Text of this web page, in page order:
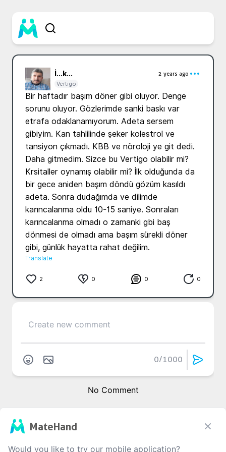
İ...k...
2 years ago
Vertigo
Bir haftadır başım döner gibi oluyor. Denge
sorunu oluyor. Gözlerimde sanki baskı var
etrafa odaklanamıyorum. Adeta sersem
gibiyim. Kan tahlilinde şeker kolestrol ve
tansiyon çıkmadı. KBB ve nöroloji ye git dedi.
Daha gitmedim. Sizce bu Vertigo olabilir mi?
Krsitaller oynamış olabilir mi? İlk olduğunda da
bir gece aniden başım döndü gözüm kasıldı
adeta. Sonra dudağımda ve dilimde
karıncalanma oldu 10-15 saniye. Sonraları
karıncalanma olmadı o zamanki gbi baş
dönmesi de olmadı ama başım sürekli döner
gibi, günlük hayatta rahat değilim.
Translate
2 0 0 0
0/1000
No Comment
MateHand
Would you like to try our mobile application?